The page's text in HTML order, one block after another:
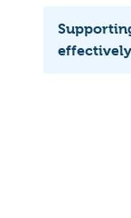
effectively